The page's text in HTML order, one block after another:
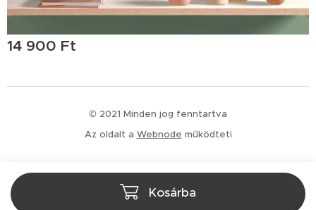
14 900 Ft
Kosárba
© 2021 Minden jog fenntartva
Az oldalt a Webnode működteti